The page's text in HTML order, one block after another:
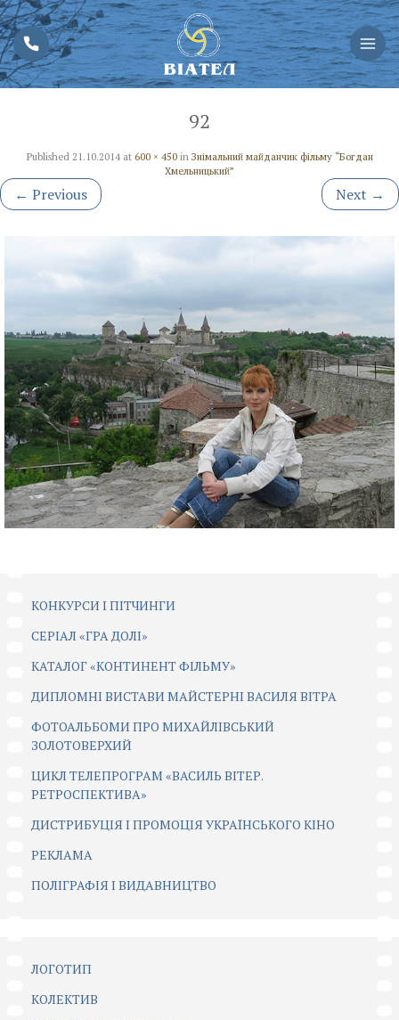
92
Published 21.10.2014at 600 × 450in Знімальний майданчик фільму “Богдан
Хмельницький”
← Previous Next →
КОНКУРСИ І ПІТЧИНГИ
CЕРІАЛ «ГРА ДОЛІ»
КАТАЛОГ «КОНТИНЕНТ ФІЛЬМУ»
ДИПЛОМНІ ВИСТАВИ МАЙСТЕРНІ ВАСИЛЯ ВІТРА
ФОТОАЛЬБОМИ ПРО МИХАЙЛІВСЬКИЙ
ЗОЛОТОВЕРХИЙ
ЦИКЛ ТЕЛЕПРОГРАМ «ВАСИЛЬ ВІТЕР.
РЕТРОСПЕКТИВА»
ДИСТРИБУЦІЯ І ПРОМОЦІЯ УКРАЇНСЬКОГО КІНО
РЕКЛАМА
ПОЛІГРАФІЯ І ВИДАВНИЦТВО
ЛОГОТИП
КОЛЕКТИВ